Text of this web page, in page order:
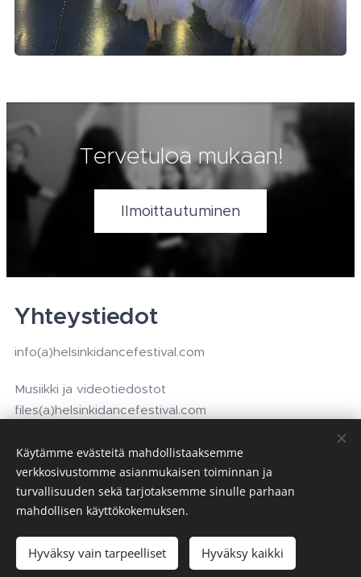
Tervetuloa mukaan!
Ilmoittautuminen
Yhteystiedot
info(a)helsinkidancefestival.com
Musiikki ja videotiedostot
files(a)helsinkidancefestival.com
Instagram (a)helsinkidancefestival
Evästeet
Kielet
English
Suomi
Käytämme evästeitä mahdollistaaksemme
verkkosivustomme asianmukaisen toiminnan ja
turvallisuuden sekä tarjotaksemme sinulle parhaan
mahdollisen käyttökokemuksen.
Hyväksy vain tarpeelliset Hyväksy kaikki